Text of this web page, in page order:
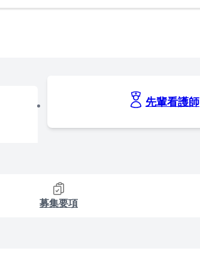
先輩看護師
募集要項